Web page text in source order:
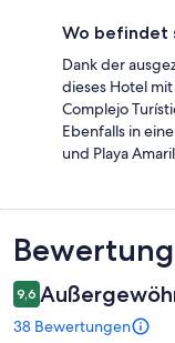
Wo befindet
Dank der
dieses Hotel
Complejo
Ebenfalls in
und Playa
9,6
38 Bewertungen